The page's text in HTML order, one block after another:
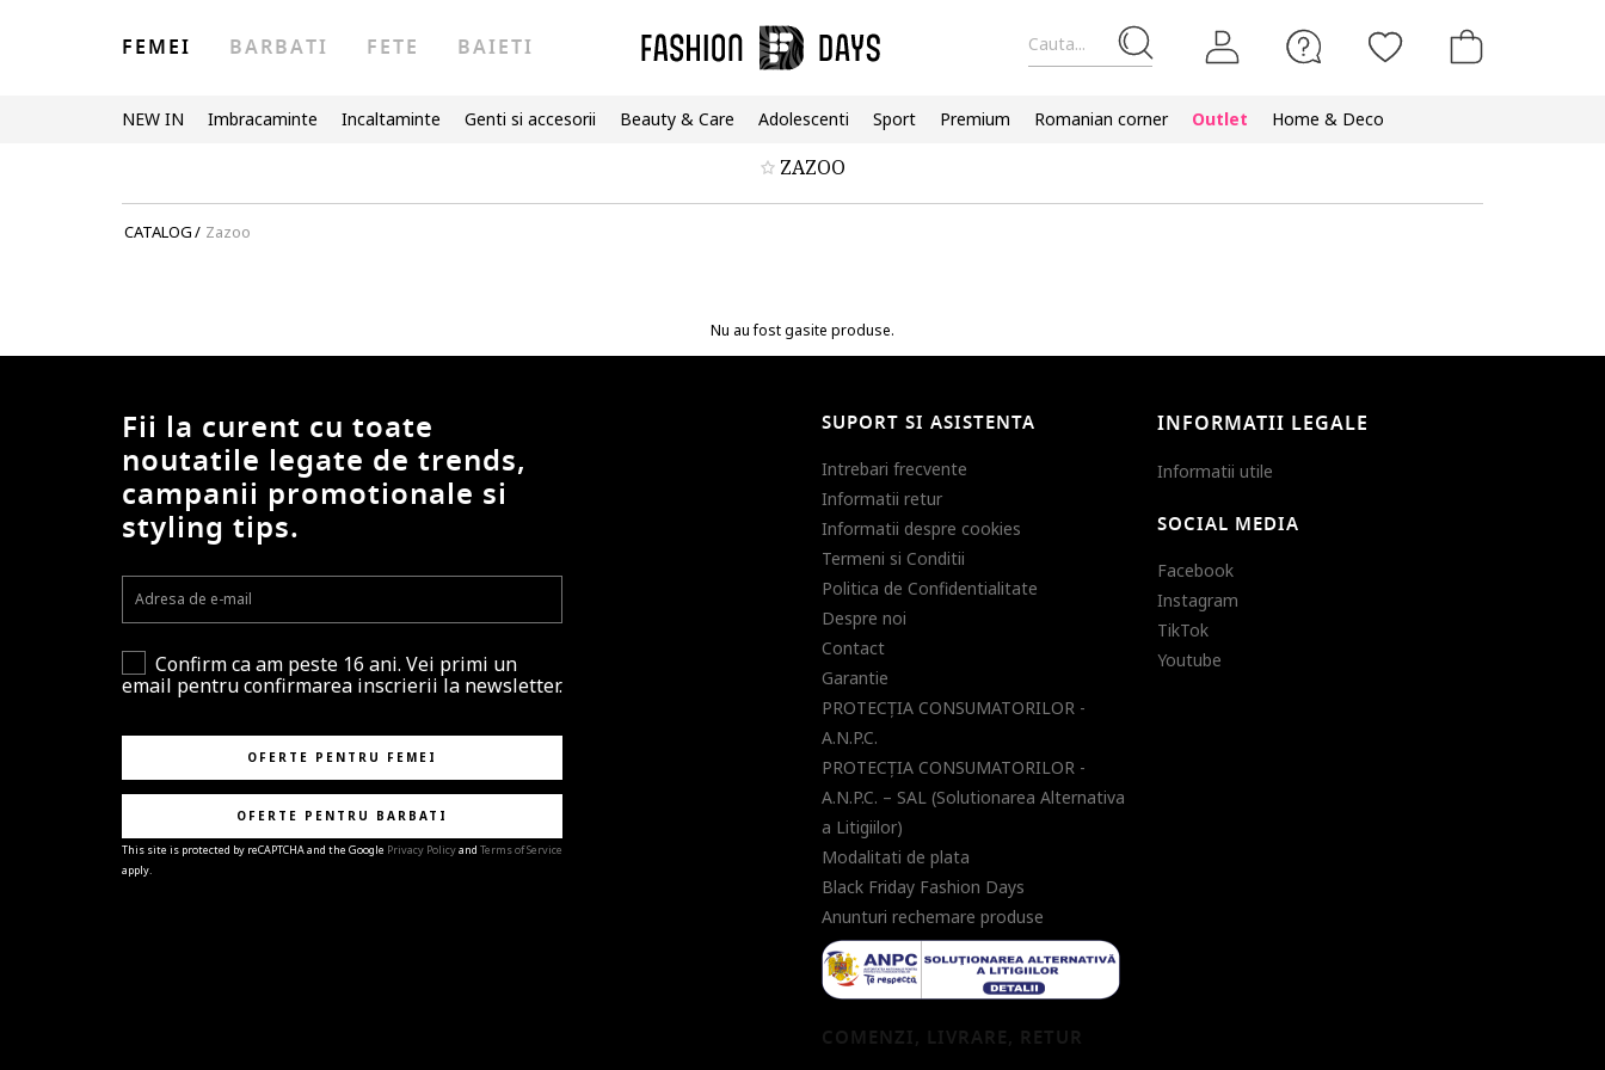
Cauta...
FEMEI BARBATI FETE BAIETI
NEW IN Imbracaminte Incaltaminte Genti si accesorii Beauty & Care Adolescenti Sport Premium Romanian corner Outlet Home & Deco
ZAZOO
CATALOG/ Zazoo
Nu au fost gasite produse.
Fii la curent cu toate
noutatile legate de trends,
campanii promotionale si
styling tips.
Confirm ca am peste 16 ani. Vei primi un
email pentru confirmarea inscrierii la newsletter.
OFERTE PENTRU FEMEI
OFERTE PENTRU BARBATI
This site is protected by reCAPTCHA and the Google Privacy Policyand Terms of Service
apply.
SUPORT SI ASISTENTA
Intrebari frecvente
Informatii retur
Informatii despre cookies
Termeni si Conditii
Politica de Confidentialitate
Despre noi
Contact
Garantie
PROTECŢIA CONSUMATORILOR -
A.N.P.C.
PROTECŢIA CONSUMATORILOR -
A.N.P.C. – SAL (Solutionarea Alternativa
a Litigiilor)
Modalitati de plata
Black Friday Fashion Days
Anunturi rechemare produse
COMENZI, LIVRARE, RETUR
INFORMATII LEGALE
Informatii utile
SOCIAL MEDIA
Facebook
Instagram
TikTok
Youtube